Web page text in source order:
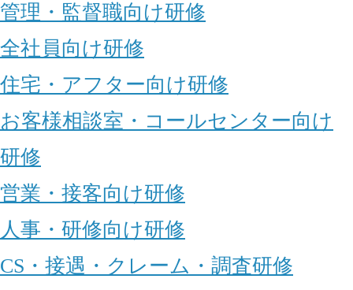
管理・監督職向け研修
全社員向け研修
住宅・アフター向け研修
お客様相談室・コールセンター向け
研修
営業・接客向け研修
人事・研修向け研修
CS・接遇・クレーム・調査研修